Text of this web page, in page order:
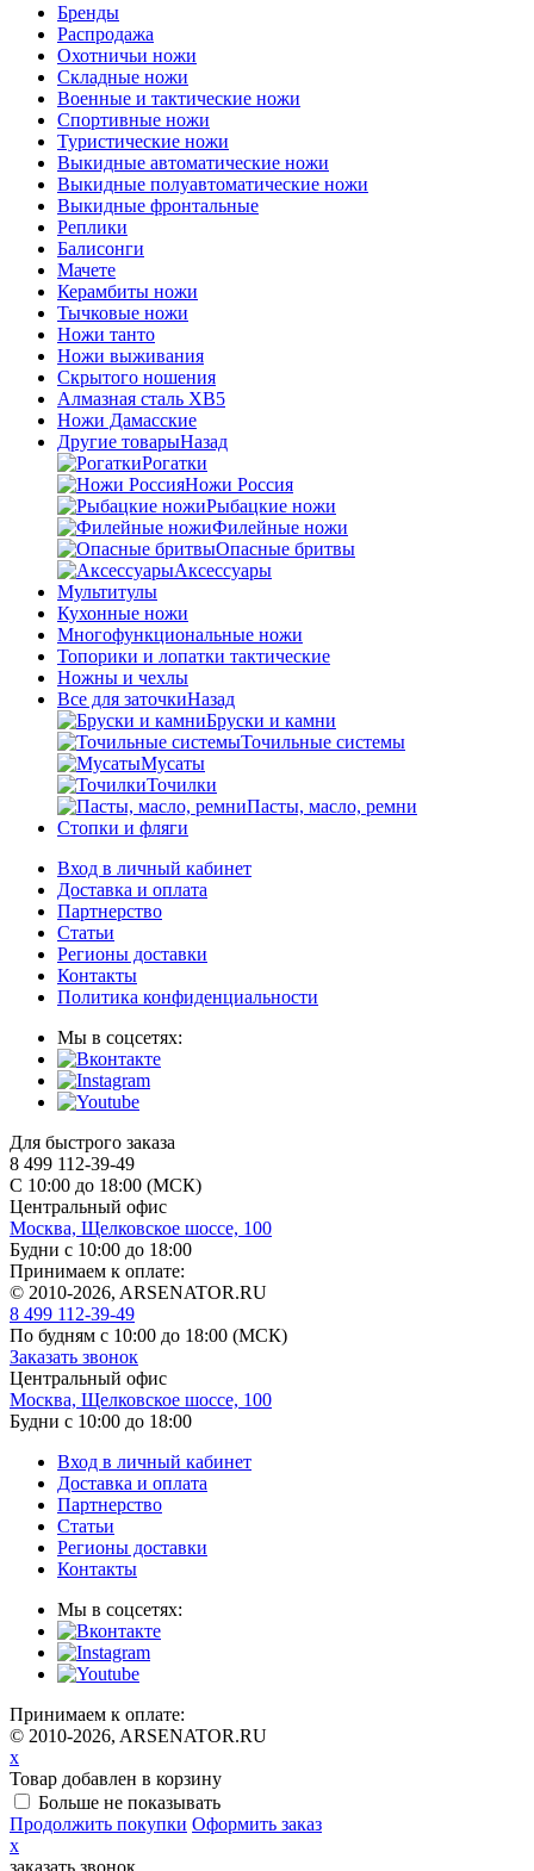
Бренды
Распродажа
Охотничьи ножи
Складные ножи
Военные и тактические ножи
Спортивные ножи
Туристические ножи
Выкидные автоматические ножи
Выкидные полуавтоматические ножи
Выкидные фронтальные
Реплики
Балисонги
Мачете
Керамбиты ножи
Тычковые ножи
Ножи танто
Ножи выживания
Скрытого ношения
Алмазная сталь ХВ5
Ножи Дамасские
Другие товарыНазад
Рогатки
Ножи Россия
Рыбацкие ножи
Филейные ножи
Опасные бритвы
Аксессуары
Мультитулы
Кухонные ножи
Многофункциональные ножи
Топорики и лопатки тактические
Ножны и чехлы
Все для заточкиНазад
Бруски и камни
Точильные системы
Мусаты
Точилки
Пасты, масло, ремни
Стопки и фляги
Вход в личный кабинет
Доставка и оплата
Партнерство
Статьи
Регионы доставки
Контакты
Политика конфиденциальности
Мы в соцсетях:
Для быстрого заказа
8 499 112-39-49
С 10:00 до 18:00 (МСК)
Центральный офис
Москва, Щелковское шоссе, 100
Будни с 10:00 до 18:00
Принимаем к оплате:
© 2010-2026, ARSENATOR.RU
8 499 112-39-49
По будням с 10:00 до 18:00 (МСК)
Заказать звонок
Центральный офис
Москва, Щелковское шоссе, 100
Будни с 10:00 до 18:00
Вход в личный кабинет
Доставка и оплата
Партнерство
Статьи
Регионы доставки
Контакты
Мы в соцсетях:
Принимаем к оплате:
© 2010-2026, ARSENATOR.RU
x
Товар добавлен в корзину
Больше не показывать
Продолжить покупки Оформить заказ
x
заказать звонок